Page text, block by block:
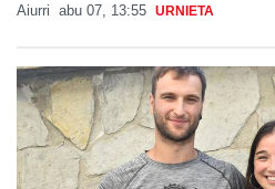
Aiurri abu 07, 13:55 URNIETA